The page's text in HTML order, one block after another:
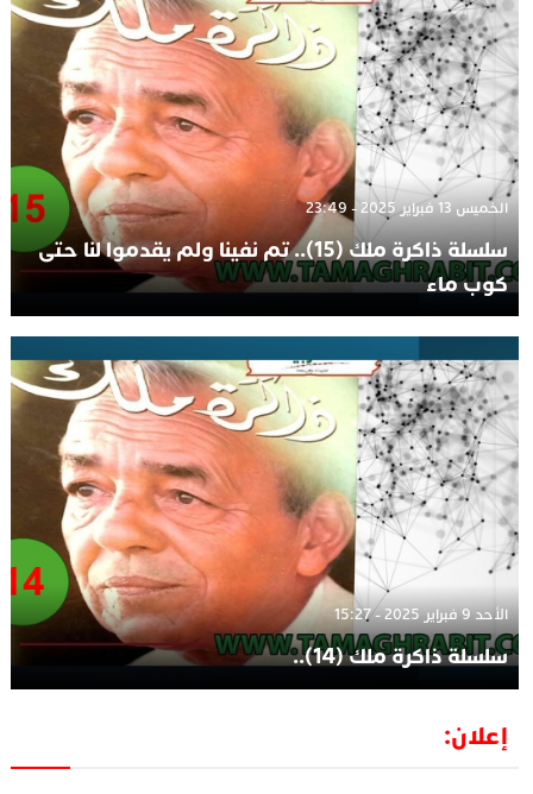
الخميس 13 فبراير 2025 - 23:49
سلسلة ذاكرة ملك (15).. تم نفينا ولم يقدموا لنا حتى
كوب ماء
الأحد 9 فبراير 2025 - 15:27
سلسلة ذاكرة ملك (14)..
إعلان: